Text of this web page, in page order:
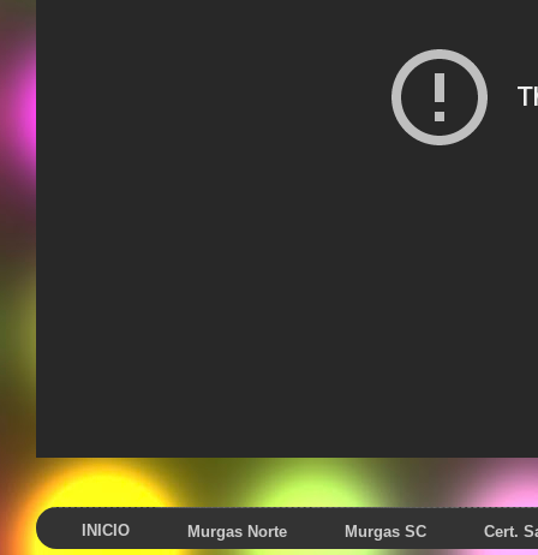
INICIO Murgas Norte Murgas SC Cert.